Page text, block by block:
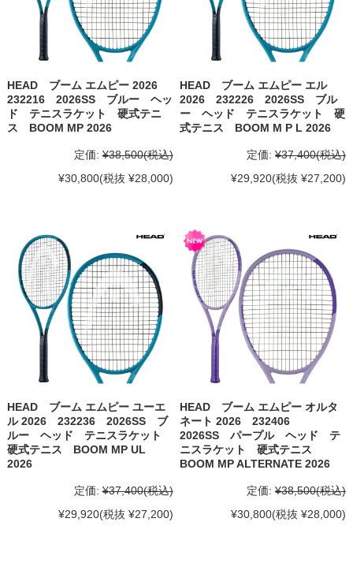
HEAD ブーム エムピー 2026
232216 2026SS ブルー ヘッ
ド テニスラケット 硬式テニ
ス BOOM MP 2026
定価: ¥38,500(税込)
¥30,800(税抜 ¥28,000)
HEAD ブーム エムピー エル
2026 232226 2026SS ブル
ー ヘッド テニスラケット 硬
式テニス BOOM M P L 2026
定価: ¥37,400(税込)
¥29,920(税抜 ¥27,200)
HEAD ブーム エムピー ユーエ
ル 2026 232236 2026SS ブ
ルー ヘッド テニスラケット
硬式テニス BOOM MP UL
2026
定価: ¥37,400(税込)
¥29,920(税抜 ¥27,200)
HEAD ブーム エムピー オルタ
ネート 2026 232406
2026SS パープル ヘッド テ
ニスラケット 硬式テニス
BOOM MP ALTERNATE 2026
定価: ¥38,500(税込)
¥30,800(税抜 ¥28,000)